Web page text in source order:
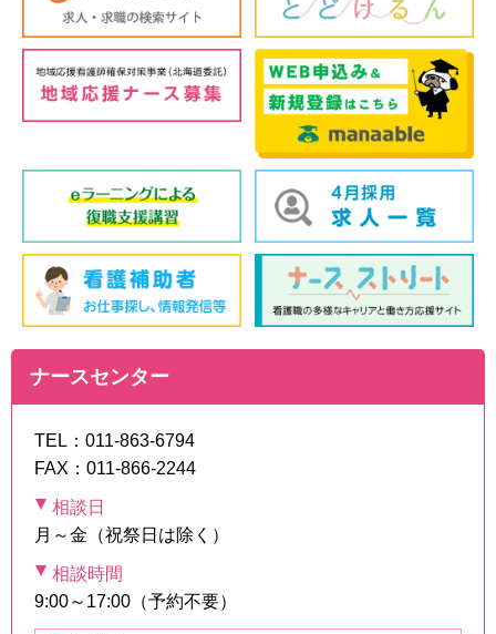
ナースセンター
TEL：011-863-6794
FAX：011-866-2244
相談日
月～金（祝祭日は除く）
相談時間
9:00～17:00（予約不要）